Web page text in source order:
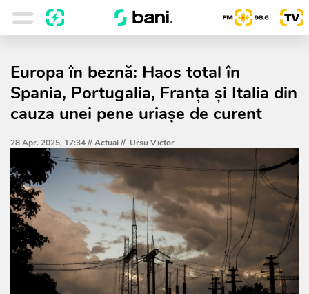
Europa în beznă: Haos total în
Spania, Portugalia, Franța și Italia din
cauza unei pene uriașe de curent
28 Apr. 2025, 17:34 //Actual// Ursu Victor